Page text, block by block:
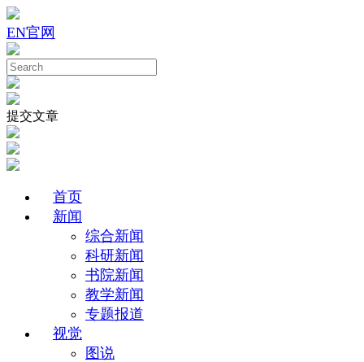
EN官网
提交文章
首页
新闻
综合新闻
科研新闻
书院新闻
教学新闻
专题报道
视觉
图说